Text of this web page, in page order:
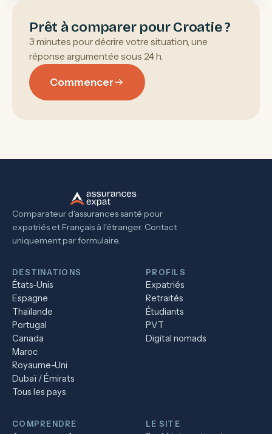
Prêt à comparer pour Croatie ?
3 minutes pour décrire votre situation, une
réponse argumentée sous 24 h.
Commencer
Comparateur d'assurances santé pour
expatriés et Français à l'étranger. Contact
uniquement par formulaire.
DESTINATIONS
États-Unis
Espagne
Thaïlande
Portugal
Canada
Maroc
Royaume-Uni
Dubaï / Émirats
Tous les pays
PROFILS
Expatriés
Retraités
Étudiants
PVT
Digital nomads
COMPRENDRE LE SITE